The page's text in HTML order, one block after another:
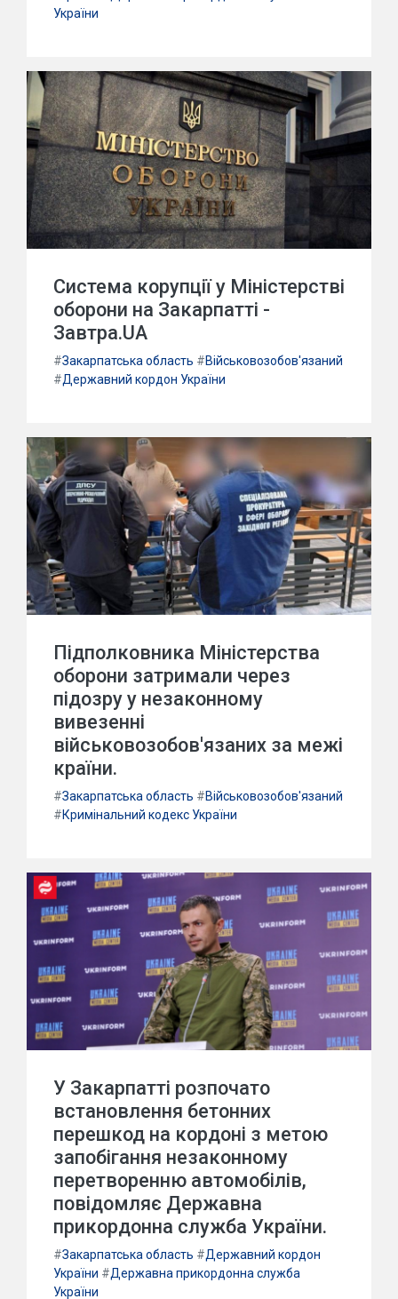
України
Система корупції у Міністерстві
оборони на Закарпатті -
Завтра.UA
#Закарпатська область #Військовозобов'язаний
#Державний кордон України
Підполковника Міністерства
оборони затримали через
підозру у незаконному
вивезенні
військовозобов'язаних за межі
країни.
#Закарпатська область #Військовозобов'язаний
#Кримінальний кодекс України
У Закарпатті розпочато
встановлення бетонних
перешкод на кордоні з метою
запобігання незаконному
перетворенню автомобілів,
повідомляє Державна
прикордонна служба України.
#Закарпатська область #Державний кордон
України #Державна прикордонна служба
України